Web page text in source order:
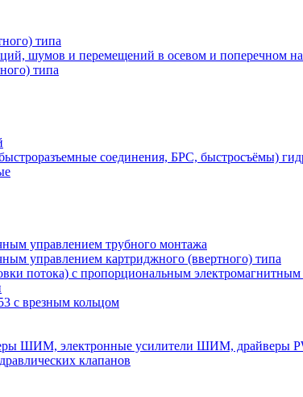
типа
шумов и перемещений в осевом и поперечном
типа
соединения, БРС, быстросъёмы)
управлением трубного монтажа
управлением картриджного (ввертного) типа
потока) с пропорциональным
с врезным кольцом
ШИМ, электронные усилители ШИМ, драйверы
клапанов